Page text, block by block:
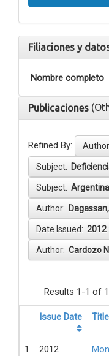
Filiaciones y
Nombre completo
Publicaciones
Refined By:
Subject:
Subject: Argentina
Author:
Date Issued: 2012
Author: Cardozo
Results 1-1 of
Issue Date Title
1 2012